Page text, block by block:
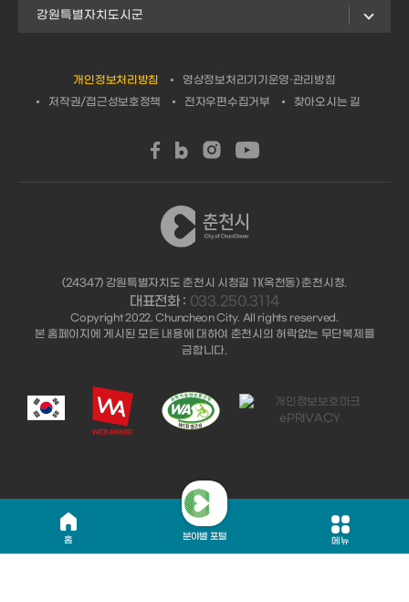
홈 분야별 포털 메뉴
강원특별자치도시군
개인정보처리방침
영상정보처리기기운영·관리방침
저작권/접근성보호정책
전자우편수집거부 찾아오시는 길
(24347) 강원특별자치도 춘천시 시청길 11(옥천동) 춘천시청.
대표전화 : 033.250.3114
Copyright 2022. Chuncheon City. All rights reserved.
본 홈페이지에 게시된 모든 내용에 대하여 춘천시의 허락없는 무단복제를
금합니다.